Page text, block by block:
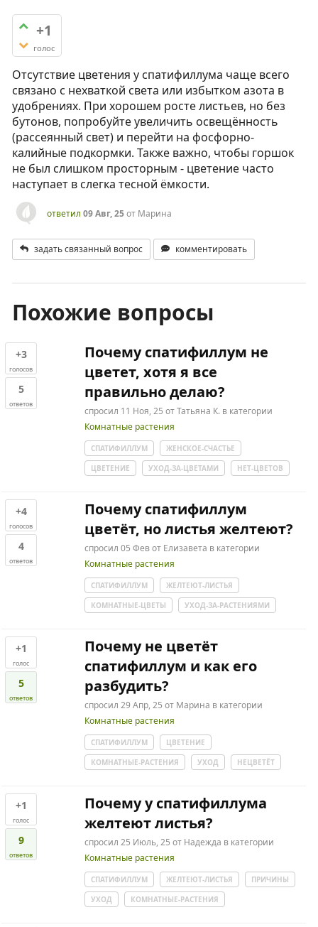
+1
голос
Отсутствие цветения у спатифиллума чаще всего
связано с нехваткой света или избытком азота в
удобрениях. При хорошем росте листьев, но без
бутонов, попробуйте увеличить освещённость
(рассеянный свет) и перейти на фосфорно-
калийные подкормки. Также важно, чтобы горшок
не был слишком просторным - цветение часто
наступает в слегка тесной ёмкости.
ответил 09 Авг, 25от Марина
задать связанный вопрос комментировать
Похожие вопросы
+3
голосов
5
ответов
Почему спатифиллум не
цветет, хотя я все
правильно делаю?
спросил 11 Ноя, 25 отТатьяна К. в категории
Комнатные растения
СПАТИФИЛЛУМ
ЖЕНСКОЕ-СЧАСТЬЕ
ЦВЕТЕНИЕ
УХОД-ЗА-ЦВЕТАМИ НЕТ-ЦВЕТОВ
+4
голосов
4
ответов
Почему спатифиллум
цветёт, но листья желтеют?
спросил 05 Фев от Елизавета в категории
Комнатные растения
СПАТИФИЛЛУМ
ЖЕЛТЕЮТ-ЛИСТЬЯ
КОМНАТНЫЕ-ЦВЕТЫ
УХОД-ЗА-РАСТЕНИЯМИ
+1
голос
5
ответов
Почему не цветёт
спатифиллум и как его
разбудить?
спросил 29 Апр, 25 от Марина в категории
Комнатные растения
СПАТИФИЛЛУМ
ЦВЕТЕНИЕ
КОМНАТНЫЕ-РАСТЕНИЯ
УХОД НЕЦВЕТЁТ
+1
голос
9
ответов
Почему у спатифиллума
желтеют листья?
спросил 25 Июль, 25 от Надежда в категории
Комнатные растения
СПАТИФИЛЛУМ ЖЕЛТЕЮТ-ЛИСТЬЯ
ПРИЧИНЫ
УХОД
КОМНАТНЫЕ-РАСТЕНИЯ